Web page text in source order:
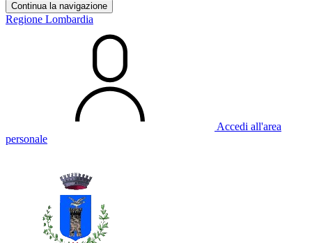
Continua la navigazione
Regione Lombardia
Accedi all'area
personale